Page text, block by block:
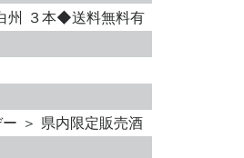
州 ３本◆送料無料有
＞ 県内限定販売酒